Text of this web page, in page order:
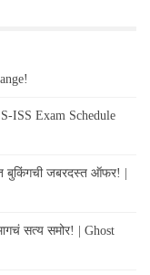
ISS Exam Schedule
बुकिंगची जबरदस्त ऑफर! |
सत्य समोर! | Ghost